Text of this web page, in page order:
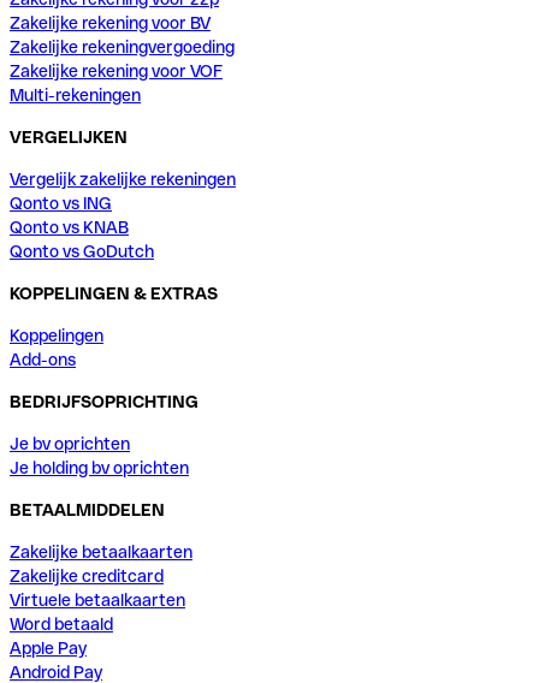
Zakelijke rekening voor BV
Zakelijke rekeningvergoeding
Zakelijke rekening voor VOF
Multi-rekeningen
VERGELIJKEN
Vergelijk zakelijke rekeningen
Qonto vs ING
Qonto vs KNAB
Qonto vs GoDutch
KOPPELINGEN & EXTRAS
Koppelingen
Add-ons
BEDRIJFSOPRICHTING
Je bv oprichten
Je holding bv oprichten
BETAALMIDDELEN
Zakelijke betaalkaarten
Zakelijke creditcard
Virtuele betaalkaarten
Word betaald
Apple Pay
Android Pay